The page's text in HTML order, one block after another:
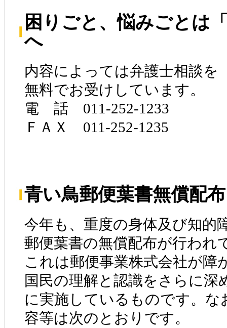
困りごと、悩みごとは
へ
内容によっては弁護士相談を
無料でお受けしています。
電 話 011-252-1233
ＦＡＸ 011-252-1235
青い鳥郵便葉書無償配布
今年も、重度の身体及び知的
郵便葉書の無償配布が行われ
これは郵便事業株式会社が障
国民の理解と認識をさらに深
に実施しているものです。な
容等は次のとおりです。